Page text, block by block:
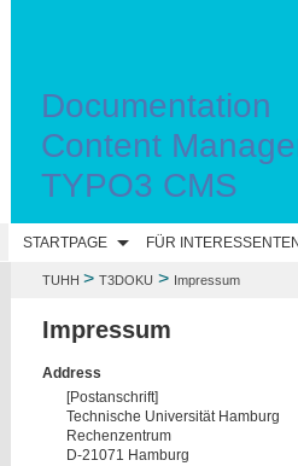
Documentation
Content
TYPO3 CMS
STARTPAGE FÜR INTERESSENTEN
TUHH > T3DOKU > Impressum
Impressum
Address
[Postanschrift]
Technische Universität Hamburg
Rechenzentrum
D-21071 Hamburg